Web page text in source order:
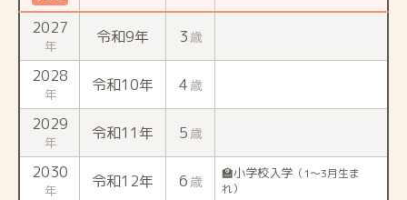
2027
年 令和9年 3 歳
2028
年 令和10年 4 歳
2029
年 令和11年 5 歳
2030
年 令和12年 6 歳 🏫小学校入学（1〜3月生ま
れ）